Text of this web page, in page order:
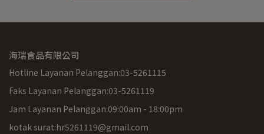
海瑞食品有限公司
Hotline Layanan Pelanggan:03-5261115
Faks Layanan Pelanggan:03-5261119
Jam Layanan Pelanggan:09:00am - 18:00pm
kotak surat:hr5261119@gmail.com